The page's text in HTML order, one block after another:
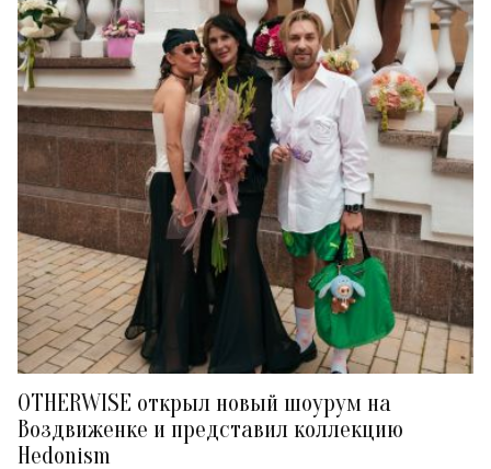
OTHERWISE открыл новый шоурум на
Воздвиженке и представил коллекцию
Hedonism